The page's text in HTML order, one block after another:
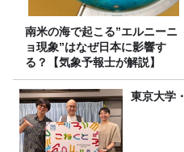
南米の海で起こる”エルニーニ
ョ現象”はなぜ日本に影響す
る？【気象予報士が解説】
東京大学